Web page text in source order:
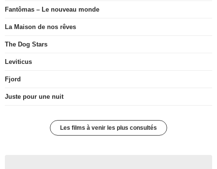
Fantômas – Le nouveau monde
La Maison de nos rêves
The Dog Stars
Leviticus
Fjord
Juste pour une nuit
Les films à venir les plus consultés